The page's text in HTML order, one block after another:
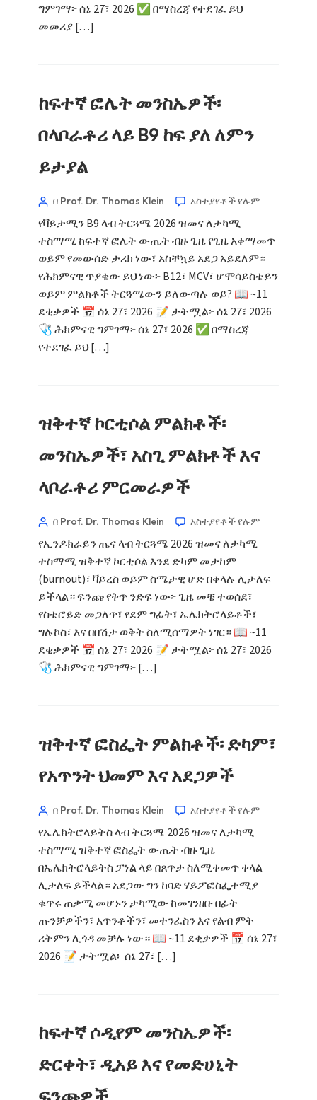
ግምገማ፦ ሰኔ 27፣ 2026 ✅ በማስረጃ የተደገፈ ይህ
መመሪያ […]
ከፍተኛ ፎሌት መንስኤዎች፡
በላቦራቶሪ ላይ B9 ከፍ ያለ ለምን
ይታያል
በ Prof. Dr. Thomas Klein አስተያየቶች የሉም
የቫይታሚን B9 ላብ ትርጓሜ 2026 ዝመና ለታካሚ
ተስማሚ ከፍተኛ ፎሌት ውጤት ብዙ ጊዜ የጊዜ አቀማመጥ
ወይም የመውሰድ ታሪክ ነው፣ አስቸኳይ አደጋ አይደለም።
የሕክምናዊ ጥያቄው ይህ ነው፦ B12፣ MCV፣ ሆሞሳይስቴይን
ወይም ምልክቶች ትርጓሜውን ይለውጣሉ ወይ? 📖 ~11
ደቂቃዎች 📅 ሰኔ 27፣ 2026 📝 ታትሟል፦ ሰኔ 27፣ 2026
🩺 ሕክምናዊ ግምገማ፦ ሰኔ 27፣ 2026 ✅ በማስረጃ
የተደገፈ ይህ […]
ዝቅተኛ ኮርቲሶል ምልክቶች፡
መንስኤዎች፣ አስጊ ምልክቶች እና
ላቦራቶሪ ምርመራዎች
በ Prof. Dr. Thomas Klein አስተያየቶች የሉም
የኢንዶክራይን ጤና ላብ ትርጓሜ 2026 ዝመና ለታካሚ
ተስማሚ ዝቅተኛ ኮርቲሶል እንደ ድካም መታከም
(burnout)፣ ቫይረስ ወይም ስሜታዊ ሆድ በቀላሉ ሊታለፍ
ይችላል። ፍንጩ የቅጥ ንድፍ ነው፦ ጊዜ መቼ ተወሰደ፣
የስቴሮይድ መጋለጥ፣ የደም ግፊት፣ ኤሌክትሮላይቶች፣
ግሉኮስ፣ እና በበሽታ ወቅት ስለሚሰማዎት ነገር። 📖 ~11
ደቂቃዎች 📅 ሰኔ 27፣ 2026 📝 ታትሟል፦ ሰኔ 27፣ 2026
🩺 ሕክምናዊ ግምገማ፦ […]
ዝቅተኛ ፎስፌት ምልክቶች፡ ድካም፣
የአጥንት ህመም እና አደጋዎች
በ Prof. Dr. Thomas Klein አስተያየቶች የሉም
የኤሌክትሮላይትስ ላብ ትርጓሜ 2026 ዝመና ለታካሚ
ተስማሚ ዝቅተኛ ፎስፌት ውጤት ብዙ ጊዜ
በኤሌክትሮላይትስ ፓነል ላይ በጸጥታ ስለሚቀመጥ ቀላል
ሊታለፍ ይችላል። አደጋው ግን ከባድ ሃይፖፎስፌተሚያ
ቁጥሩ ጠቃሚ መሆኑን ታካሚው ከመገንዘቡ በፊት
ጡንቻዎችን፣ አጥንቶችን፣ መተንፈስን እና የልብ ምት
ሪትምን ሊጎዳ መቻሉ ነው። 📖 ~11 ደቂቃዎች 📅 ሰኔ 27፣
2026 📝 ታትሟል፦ ሰኔ 27፣ […]
ከፍተኛ ሶዲየም መንስኤዎች፡
ድርቀት፣ ዲአይ እና የመድሀኒት